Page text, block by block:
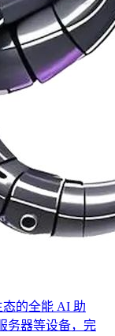
态的全能 AI 助
务器等设备，完